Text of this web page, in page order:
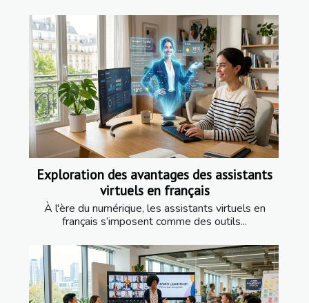
Exploration des avantages des assistants
virtuels en français
À l'ère du numérique, les assistants virtuels en
français s’imposent comme des outils...